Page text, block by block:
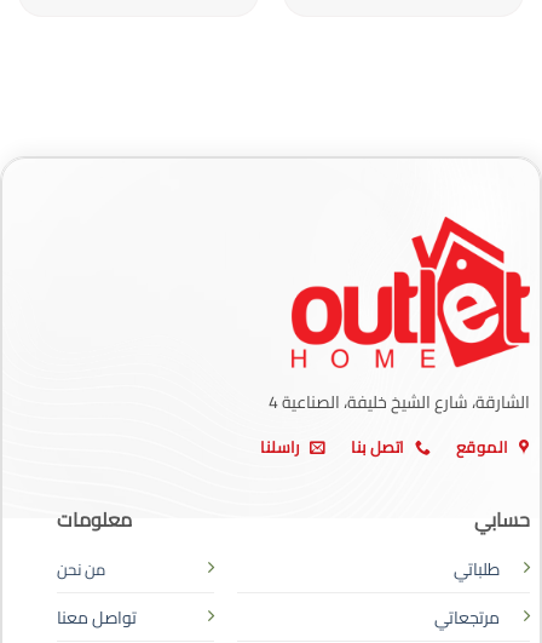
الشارقة، شارع الشيخ خليفة، الصناعية 4
الموقع اتصل بنا راسلنا
حسابي
طلباتي
مرتجعاتي
معلومات
من نحن
تواصل معنا